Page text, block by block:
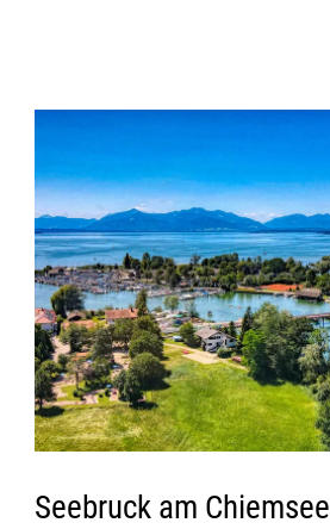
Seebruck am Chiemsee